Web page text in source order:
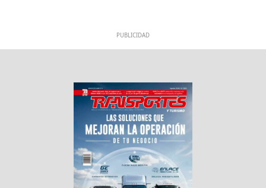
PUBLICIDAD